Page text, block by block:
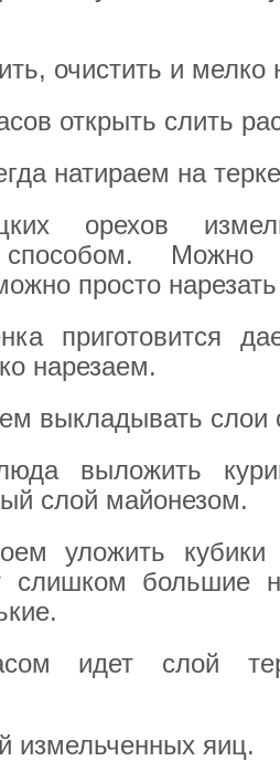
очистить и мелко
открыть слить
натираем на
орехов
способом.
просто
приготовится
нарезаем.
выкладывать слои
выложить
слой майонезом.
уложить кубики
слишком большие
идет слой
измельченных яиц.